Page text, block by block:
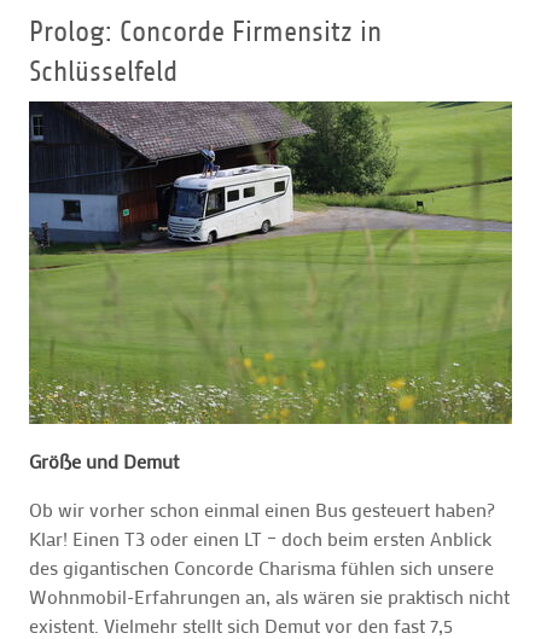
Prolog: Concorde Firmensitz in
Schlüsselfeld
Größe und Demut
Ob wir vorher schon einmal einen Bus gesteuert haben?
Klar! Einen T3 oder einen LT – doch beim ersten Anblick
des gigantischen Concorde Charisma fühlen sich unsere
Wohnmobil-Erfahrungen an, als wären sie praktisch nicht
existent. Vielmehr stellt sich Demut vor den fast 7,5